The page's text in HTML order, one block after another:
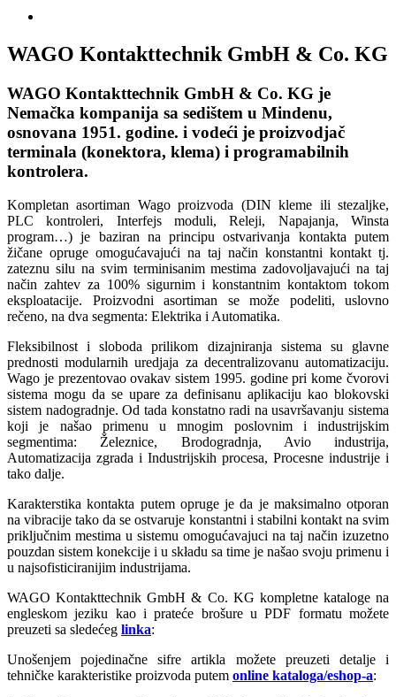
Image
WAGO Kontakttechnik GmbH & Co. KG
WAGO Kontakttechnik GmbH & Co. KG je
Nemačka kompanija sa sedištem u Mindenu,
osnovana 1951. godine. i vodeći je proizvodjač
terminala (konektora, klema) i programabilnih
kontrolera.
Kompletan asortiman Wago proizvoda (DIN kleme ili stezaljke,
PLC kontroleri, Interfejs moduli, Releji, Napajanja, Winsta
program…) je baziran na principu ostvarivanja kontakta putem
žičane opruge omogućavajući na taj način konstantni kontakt tj.
zateznu silu na svim terminisanim mestima zadovoljavajući na taj
način zahtev za 100% sigurnim i konstantnim kontaktom tokom
eksploatacije. Proizvodni asortiman se može podeliti, uslovno
rečeno, na dva segmenta: Elektrika i Automatika.
Fleksibilnost i sloboda prilikom dizajniranja sistema su glavne
prednosti modularnih uredjaja za decentralizovanu automatizaciju.
Wago je prezentovao ovakav sistem 1995. godine pri kome čvorovi
sistema mogu da se upare za definisanu aplikaciju kao blokovski
sistem nadogradnje. Od tada konstatno radi na usavršavanju sistema
koji je našao primenu u mnogim poslovnim i industrijskim
segmentima: Železnice, Brodogradnja, Avio industrija,
Automatizacija zgrada i Industrijskih procesa, Procesne industrije i
tako dalje.
Karakterstika kontakta putem opruge je da je maksimalno otporan
na vibracije tako da se ostvaruje konstantni i stabilni kontakt na svim
priključnim mestima u sistemu omogućavajuci na taj način izuzetno
pouzdan sistem konekcije i u składu sa time je našao svoju primenu i
u najsofisticiranijim industrijama.
WAGO Kontakttechnik GmbH & Co. KG kompletne kataloge na
engleskom jeziku kao i prateće brošure u PDF formatu možete
preuzeti sa sledećeg linka:
Unošenjem pojedinačne sifre artikla možete preuzeti detalje i
tehničke karakteristike proizvoda putem online kataloga/eshop-a: